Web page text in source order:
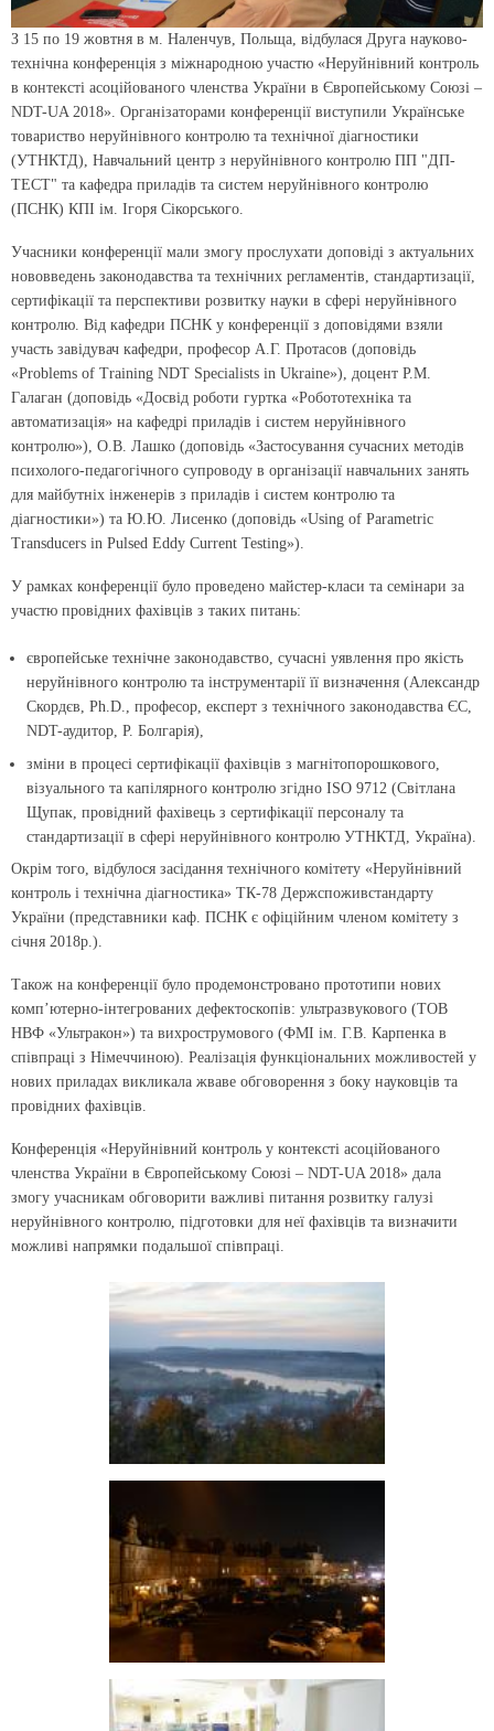
З 15 по 19 жовтня в м. Наленчув, Польща, відбулася Друга науково-
технічна конференція з міжнародною участю «Неруйнівний контроль
в контексті асоційованого членства України в Європейському Союзі –
NDT-UA 2018». Організаторами конференції виступили Українське
товариство неруйнівного контролю та технічної діагностики
(УТНКТД), Навчальний центр з неруйнівного контролю ПП "ДП-
ТЕСТ" та кафедра приладів та систем неруйнівного контролю
(ПСНК) КПІ ім. Ігоря Сікорського.
Учасники конференції мали змогу прослухати доповіді з актуальних
нововведень законодавства та технічних регламентів, стандартизації,
сертифікації та перспективи розвитку науки в сфері неруйнівного
контролю. Від кафедри ПСНК у конференції з доповідями взяли
участь завідувач кафедри, професор А.Г. Протасов (доповідь
«Problems of Training NDT Specialists in Ukraine»), доцент Р.М.
Галаган (доповідь «Досвід роботи гуртка «Робототехніка та
автоматизація» на кафедрі приладів і систем неруйнівного
контролю»), О.В. Лашко (доповідь «Застосування сучасних методів
психолого-педагогічного супроводу в організації навчальних занять
для майбутніх інженерів з приладів і систем контролю та
діагностики») та Ю.Ю. Лисенко (доповідь «Using оf Parametric
Transducers іn Pulsed Eddy Current Testing»).
У рамках конференції було проведено майстер-класи та семінари за
участю провідних фахівців з таких питань:
європейське технічне законодавство, сучасні уявлення про якість
неруйнівного контролю та інструментарії її визначення (Александр
Скордєв, Ph.D., професор, експерт з технічного законодавства ЄС,
NDT-аудитор, Р. Болгарія),
зміни в процесі сертифікації фахівців з магнітопорошкового,
візуального та капілярного контролю згідно ISO 9712 (Світлана
Щупак, провідний фахівець з сертифікації персоналу та
стандартизації в сфері неруйнівного контролю УТНКТД, Україна).
Окрім того, відбулося засідання технічного комітету «Неруйнівний
контроль і технічна діагностика» ТК-78 Держспоживстандарту
України (представники каф. ПСНК є офіційним членом комітету з
січня 2018р.).
Також на конференції було продемонстровано прототипи нових
комп’ютерно-інтегрованих дефектоскопів: ультразвукового (ТОВ
НВФ «Ультракон») та вихрострумового (ФМІ ім. Г.В. Карпенка в
співпраці з Німеччиною). Реалізація функціональних можливостей у
нових приладах викликала жваве обговорення з боку науковців та
провідних фахівців.
Конференція «Неруйнівний контроль у контексті асоційованого
членства України в Європейському Союзі – NDT-UA 2018» дала
змогу учасникам обговорити важливі питання розвитку галузі
неруйнівного контролю, підготовки для неї фахівців та визначити
можливі напрямки подальшої співпраці.